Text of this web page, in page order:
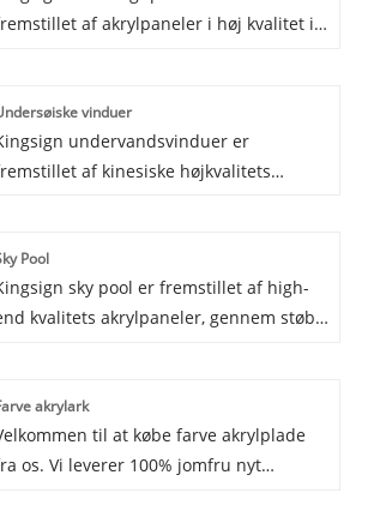
af akrylpaneler i høj kvalitet i
meget op på 93%. Vi
30 år for ikke at gulne for
infinity pool.
vinduer
undervandsvinduer er
af kinesiske højkvalitets
op til 93%. Vi garanterer 30
for ikke at gulne for vores
Pool
sky pool er fremstillet af high-
kvalitets akrylpaneler, gennem støbt
se jorden og omgivende scener
Vi garanterer 30 år for ikke at
for vores sky pool.
akrylark
til at købe farve akrylplade
os. Vi leverer 100% jomfru nyt